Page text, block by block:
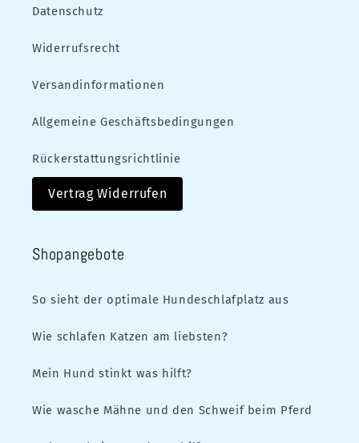
Datenschutz
Widerrufsrecht
Versandinformationen
Allgemeine Geschäftsbedingungen
Rückerstattungsrichtlinie
Vertrag Widerrufen
Shopangebote
So sieht der optimale Hundeschlafplatz aus
Wie schlafen Katzen am liebsten?
Mein Hund stinkt was hilft?
Wie wasche Mähne und den Schweif beim Pferd